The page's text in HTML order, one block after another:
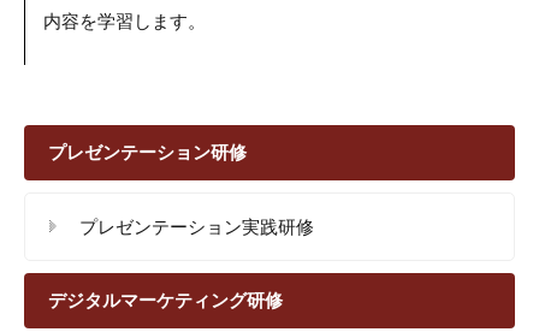
内容を学習します。
プレゼンテーション研修
プレゼンテーション実践研修
デジタルマーケティング研修